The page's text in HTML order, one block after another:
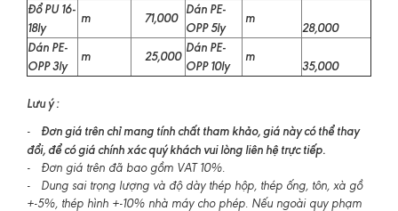
Đổ PU 16-
18ly
m 71,000
Dán PE-
OPP 5ly
m
28,000
Dán PE-
OPP 3ly
m 25,000
Dán PE-
OPP 10ly
m
35,000
Lưu ý :
- Đơn giá trên chỉ mang tính chất tham khảo, giá này có thể thay
đổi, để có giá chính xác quý khách vui lòng liên hệ trực tiếp.
- Đơn giá trên đã bao gồm VAT 10%.
- Dung sai trọng lượng và độ dày thép hộp, thép ống, tôn, xà gồ
+-5%, thép hình +-10% nhà máy cho phép. Nếu ngoài quy phạm